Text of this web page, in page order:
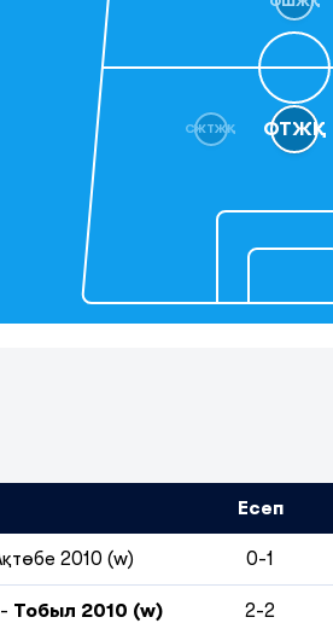
ОТЖҚ
СЖТЖҚ
Есеп
2010 (w) 0-1
- Тобыл 2010 (w) 2-2